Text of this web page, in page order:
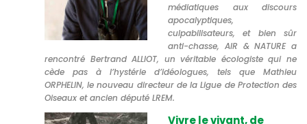
médiatiques aux discours
apocalyptiques,
culpabilisateurs, et bien sûr
anti-chasse, AIR & NATURE a
rencontré Bertrand ALLIOT, un véritable écologiste qui ne
cède pas à l’hystérie d’idéologues, tels que Mathieu
ORPHELIN, le nouveau directeur de la Ligue de Protection des
Oiseaux et ancien député LREM.
Vivre le vivant, de